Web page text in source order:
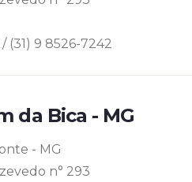
(31) 9 8526-7242
da Bica - MG
- MG
n° 293